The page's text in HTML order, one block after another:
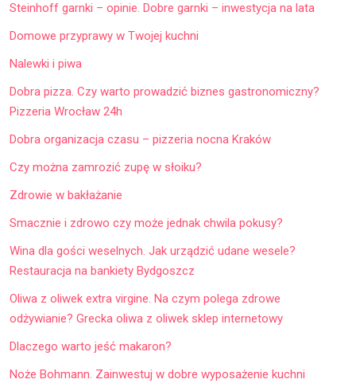
Steinhoff garnki – opinie. Dobre garnki – inwestycja na lata
Domowe przyprawy w Twojej kuchni
Nalewki i piwa
Dobra pizza. Czy warto prowadzić biznes gastronomiczny?
Pizzeria Wrocław 24h
Dobra organizacja czasu – pizzeria nocna Kraków
Czy można zamrozić zupę w słoiku?
Zdrowie w bakłażanie
Smacznie i zdrowo czy może jednak chwila pokusy?
Wina dla gości weselnych. Jak urządzić udane wesele?
Restauracja na bankiety Bydgoszcz
Oliwa z oliwek extra virgine. Na czym polega zdrowe
odżywianie? Grecka oliwa z oliwek sklep internetowy
Dlaczego warto jeść makaron?
Noże Bohmann. Zainwestuj w dobre wyposażenie kuchni